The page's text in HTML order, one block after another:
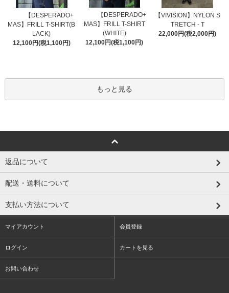
【DESPERADO+
MAS】FRILL T-SHIRT(B
LACK)
12,100円(税1,100円)
【DESPERADO+
MAS】FRILL T-SHIRT
(WHITE)
12,100円(税1,100円)
【VIVISION】NYLON S
TRETCH - T
22,000円(税2,000円)
もっと見る
返品について
配送・送料について
支払い方法について
マイアカウント 会員登録
ログイン カートを見る
お問い合わせ